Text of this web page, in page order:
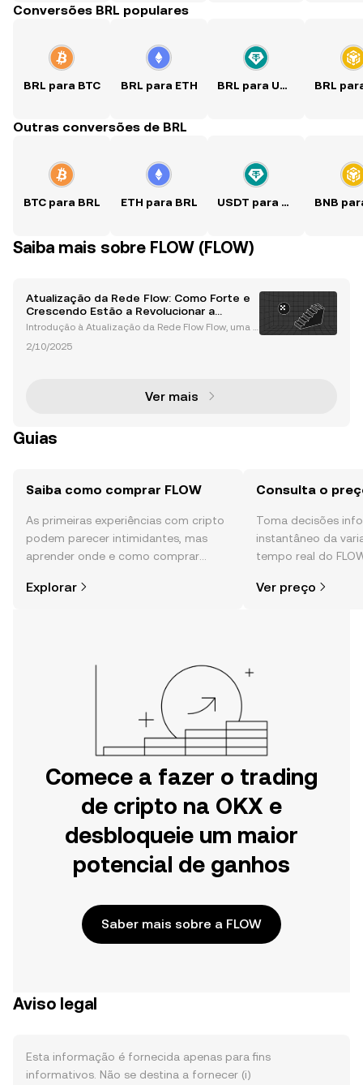
Conversões BRL populares
BRL para BTC BRL para ETH BRL para USDT
Outras conversões de BRL
BTC para BRL ETH para BRL USDT para BRL
Saiba mais sobre FLOW (FLOW)
Atualização da Rede Flow: Como Forte e
Crescendo Estão a Revolucionar a
Blockchain
Introdução à Atualização da Rede Flow Flow, uma b
aplicações voltadas para o consumidor, como NBA
2/10/2025
Ver mais
Guias
Saiba como comprar FLOW
As primeiras experiências com cripto
podem parecer intimidantes, mas
aprender onde e como comprar
Começa a tua viagem na aplicação
Explorar
Consulta o
Toma decisões
instantâneo da
tempo real do
Ver preço
Comece a fazer o trading
de cripto na OKX e
desbloqueie um maior
potencial de ganhos
Saber mais sobre a FLOW
Aviso legal
Esta informação é fornecida apenas para fins
informativos. Não se destina a fornecer (i)